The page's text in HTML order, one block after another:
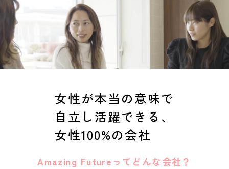
女性が本当の意味で
自立し活躍できる、
女性100%の会社
Amazing Futureってどんな会社？